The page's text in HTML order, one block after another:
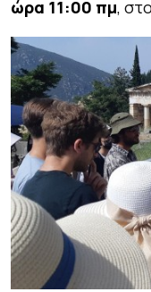
ώρα 11:00 πμ,